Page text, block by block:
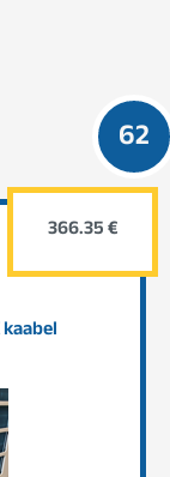
62
366.35 €